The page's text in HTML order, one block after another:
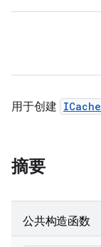
用于创建
摘要
公共构造函数